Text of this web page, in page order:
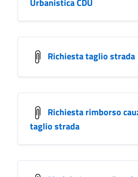
Richiesta taglio strada
Richiesta rimborso
taglio strada